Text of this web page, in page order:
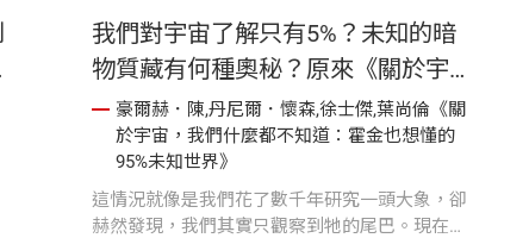
我們對宇宙了解只有5%？未知的暗
物質藏有何種奧秘？原來《關於宇
宙，我們什麼都不知道》！
豪爾赫．陳,丹尼爾．懷森,徐士傑,葉尚倫《關
於宇宙，我們什麼都不知道：霍金也想懂的
95%未知世界》
這情況就像是我們花了數千年研究一頭大象，卻
赫然發現，我們其實只觀察到牠的尾巴。現在看